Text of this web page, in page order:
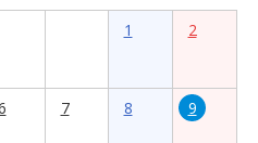
1 2
7 8 9